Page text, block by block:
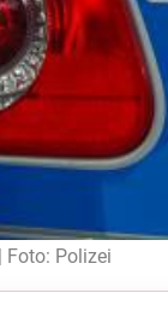
Polizei